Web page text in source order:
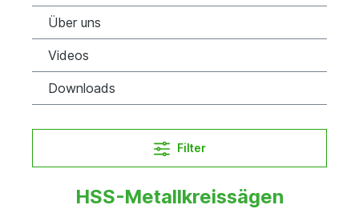
Über uns
Videos
Downloads
Filter
HSS-Metallkreissägen